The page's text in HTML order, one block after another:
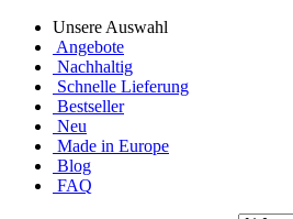
Unsere Auswahl
Angebote
Nachhaltig
Schnelle Lieferung
Bestseller
Neu
Made in Europe
Blog
FAQ